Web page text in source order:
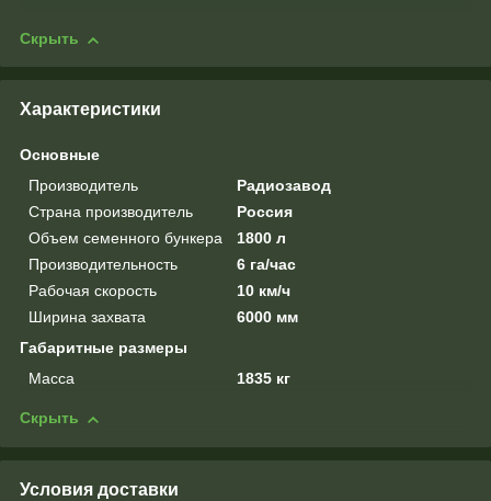
Скрыть
Характеристики
Основные
Производитель
Радиозавод
Страна производитель
Россия
Объем семенного бункера
1800 л
Производительность
6 га/час
Рабочая скорость
10 км/ч
Ширина захвата
6000 мм
Габаритные размеры
Масса
1835 кг
Скрыть
Условия доставки